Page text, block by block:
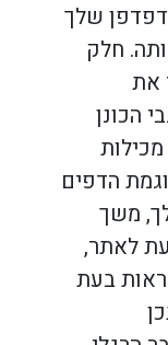
שלך
חלק
את
הכונן
הדפים
משך
לאתר,
בעת